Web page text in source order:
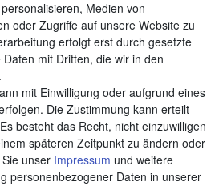
Medien von
oder Zugriffe auf unsere Website zu
erfolgt erst durch gesetzte
mit Dritten, die wir in den
mit Einwilligung oder aufgrund eines
Die Zustimmung kann erteilt
besteht das Recht, nicht einzuwilligen
späteren Zeitpunkt zu ändern oder
unser Impressum und weitere
personenbezogener Daten in unserer